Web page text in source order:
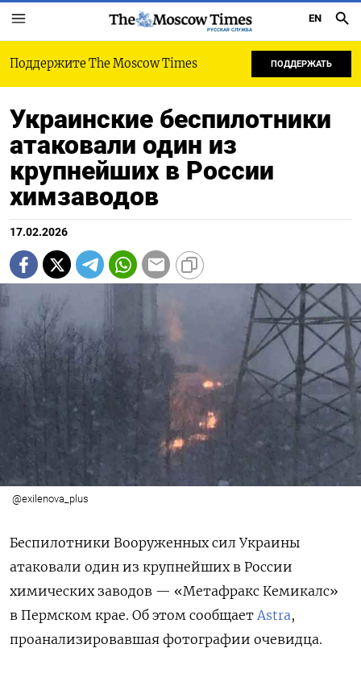
РУССКАЯ СЛУЖБА
EN
Поддержите The Moscow Times ПОДДЕРЖАТЬ
Украинские беспилотники
атаковали один из
крупнейших в России
химзаводов
17.02.2026
@exilenova_plus
Беспилотники Вооруженных сил Украины
атаковали один из крупнейших в России
химических заводов — «Метафракс Кемикалс»
в Пермском крае. Об этом сообщает Astra,
проанализировавшая фотографии очевидца.